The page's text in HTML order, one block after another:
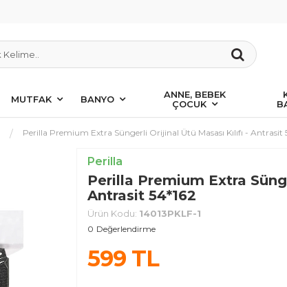
MUTFAK BANYO
ANNE, BEBEK
ÇOCUK
Perilla Premium Extra Süngerli Orijinal Ütü Masası Kılıfı - Antrasit
Perilla
Perilla Premium Extra
Antrasit 54*162
Ürün Kodu: 14013PKLF-1
0 Değerlendirme
599TL